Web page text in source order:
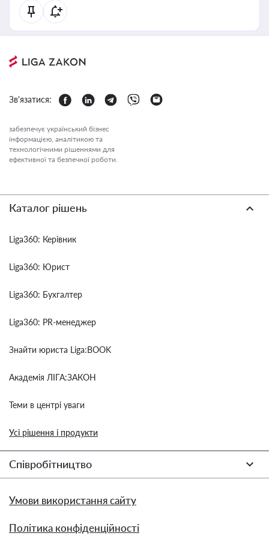
Зв'язатися:
забезпечує український бізнес
інформацією, аналітикою та
технологічними рішеннями для
ефективної та безпечної роботи.
Каталог рішень
Liga360: Керівник
Liga360: Юрист
Liga360: Бухгалтер
Liga360: PR-менеджер
Знайти юриста Liga:BOOK
Академія ЛІГА:ЗАКОН
Теми в центрі уваги
Усі рішення і продукти
Співробітництво
Умови використання сайту
Політика конфіденційності